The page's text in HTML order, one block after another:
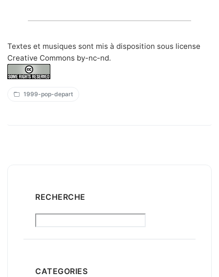
Textes et musiques sont mis à disposition sous license
Creative Commons by-nc-nd.
1999-pop-depart
RECHERCHE
CATEGORIES